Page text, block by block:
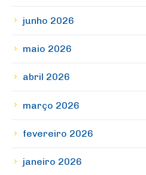
junho 2026
maio 2026
abril 2026
março 2026
fevereiro 2026
janeiro 2026